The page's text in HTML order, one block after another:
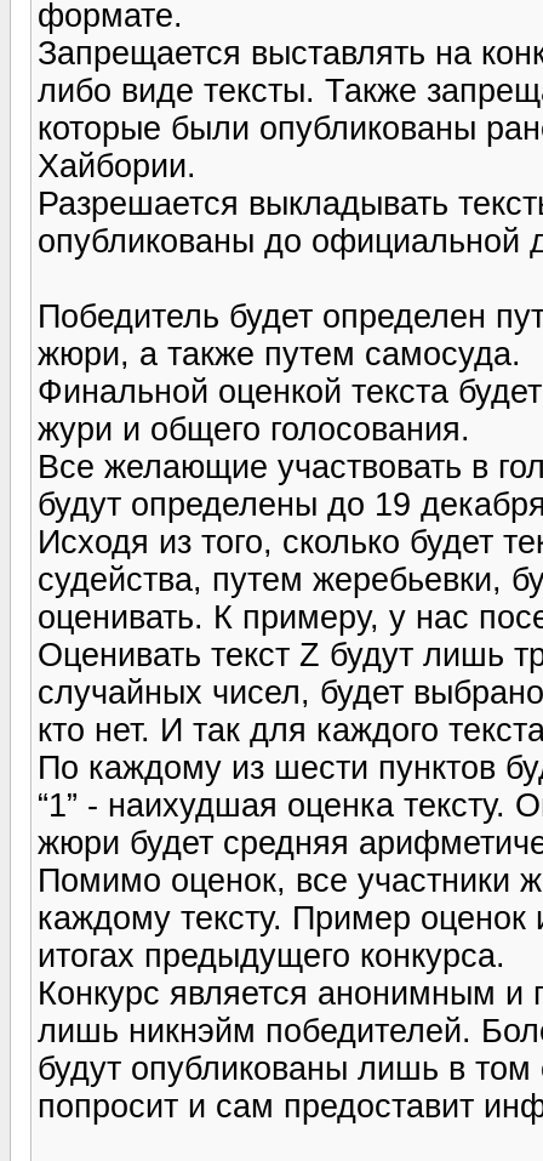
формате.
Запрещается выставлять на
либо виде тексты. Также
которые были опубликованы
Хайбории.
Разрешается выкладывать
опубликованы до официальной
Победитель будет определен
жюри, а также путем самосуда.
Финальной оценкой текста
жури и общего голосования.
Все желающие участвовать в
будут определены до 19
Исходя из того, сколько будет
судейства, путем жеребьевки,
оценивать. К примеру, у нас
Оценивать текст Z будут лишь
случайных чисел, будет
кто нет. И так для каждого
По каждому из шести пунктов
“1” - наихудшая оценка тексту.
жюри будет средняя
Помимо оценок, все участники
каждому тексту. Пример
итогах предыдущего конкурса.
Конкурс является анонимным и
лишь никнэйм победителей.
будут опубликованы лишь в
попросит и сам предоставит